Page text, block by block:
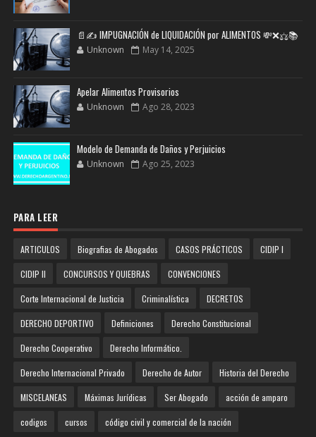
📄✍️ IMPUGNACIÓN de LIQUIDACIÓN por ALIMENTOS 💸❌⚖️📚
Unknown May 14, 2025
Apelar Alimentos Provisorios
Unknown Ago 28, 2023
Modelo de Demanda de Daños y Perjuicios
Unknown Ago 25, 2023
PARA LEER
ARTICULOS Biografias de Abogados CASOS PRÁCTICOS CIDIP I
CIDIP II CONCURSOS Y QUIEBRAS CONVENCIONES
Corte Internacional de Justicia Criminalística DECRETOS
DERECHO DEPORTIVO Definiciones Derecho Constitucional
Derecho Cooperativo Derecho Informático.
Derecho Internacional Privado Derecho de Autor Historia del Derecho
MISCELANEAS Máximas Jurídicas Ser Abogado acción de amparo
codigos cursos código civil y comercial de la nación